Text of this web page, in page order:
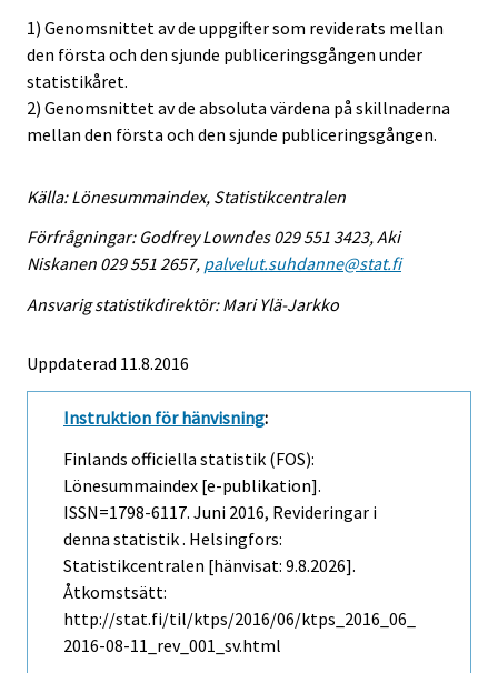
1) Genomsnittet av de uppgifter som reviderats mellan
den första och den sjunde publiceringsgången under
statistikåret.
2) Genomsnittet av de absoluta värdena på skillnaderna
mellan den första och den sjunde publiceringsgången.
Källa: Lönesummaindex, Statistikcentralen
Förfrågningar: Godfrey Lowndes 029 551 3423, Aki
Niskanen 029 551 2657, palvelut.suhdanne@stat.fi
Ansvarig statistikdirektör: Mari Ylä-Jarkko
Uppdaterad 11.8.2016
Instruktion för hänvisning:
Finlands officiella statistik (FOS):
Lönesummaindex [e-publikation].
ISSN=1798-6117. Juni 2016, Revideringar i
denna statistik . Helsingfors:
Statistikcentralen [hänvisat: 9.8.2026].
Åtkomstsätt:
http://stat.fi/til/ktps/2016/06/ktps_2016_06_
2016-08-11_rev_001_sv.html